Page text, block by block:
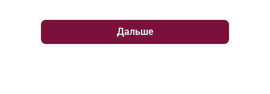
Дальше